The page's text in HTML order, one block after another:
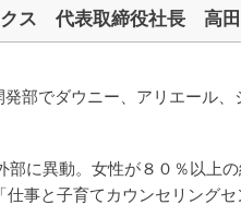
クス 代表取締役社長 高
部でダウニー、アリエール
に異動。女性が８０％以上
事と子育てカウンセリングセ